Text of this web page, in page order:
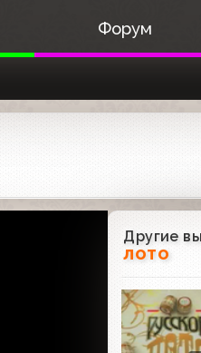
Форум
Другие
лото